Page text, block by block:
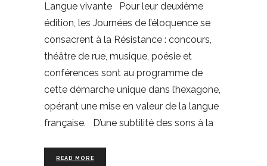
Langue vivante Pour leur deuxième
édition, les Journées de l’éloquence se
consacrent à la Résistance : concours,
théâtre de rue, musique, poésie et
conférences sont au programme de
cette démarche unique dans l’hexagone,
opérant une mise en valeur de la langue
française. D’une subtilité des sons à la
READ MORE